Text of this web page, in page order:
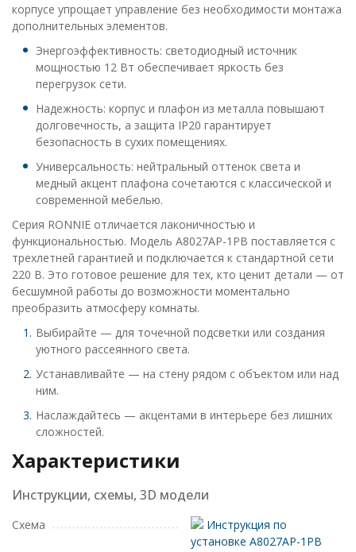
корпусе упрощает управление без необходимости монтажа
дополнительных элементов.
Энергоэффективность: светодиодный источник
мощностью 12 Вт обеспечивает яркость без
перегрузок сети.
Надежность: корпус и плафон из металла повышают
долговечность, а защита IP20 гарантирует
безопасность в сухих помещениях.
Универсальность: нейтральный оттенок света и
медный акцент плафона сочетаются с классической и
современной мебелью.
Серия RONNIE отличается лаконичностью и
функциональностью. Модель A8027AP-1PB поставляется с
трехлетней гарантией и подключается к стандартной сети
220 В. Это готовое решение для тех, кто ценит детали — от
бесшумной работы до возможности моментально
преобразить атмосферу комнаты.
Выбирайте — для точечной подсветки или создания
уютного рассеянного света.
Устанавливайте — на стену рядом с объектом или над
ним.
Наслаждайтесь — акцентами в интерьере без лишних
сложностей.
Характеристики
Инструкции, схемы, 3D модели
Схема
Инструкция по
установке A8027AP-1PB